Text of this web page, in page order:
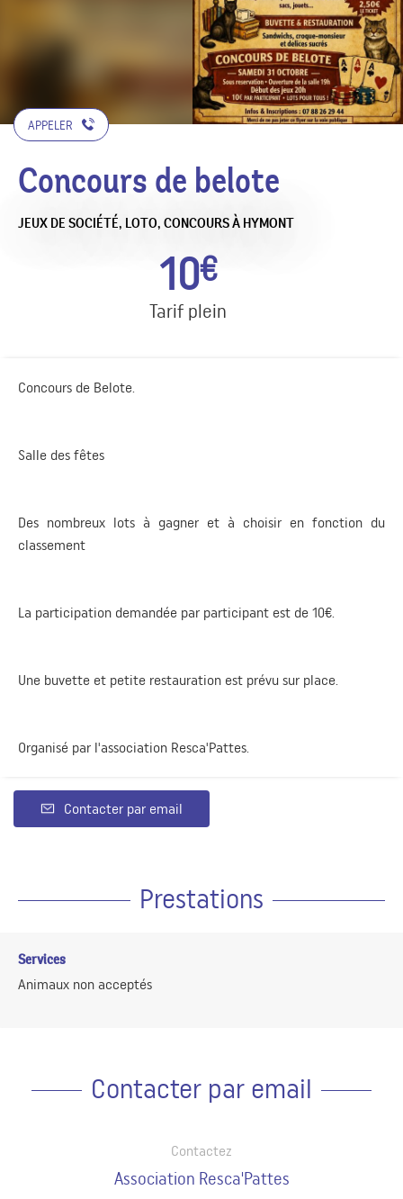
APPELER
Concours de belote
JEUX DE SOCIÉTÉ, LOTO, CONCOURSÀ HYMONT
10€
Tarif plein
Concours de Belote.
Salle des fêtes
Des nombreux lots à gagner et à choisir en fonction du
classement
La participation demandée par participant est de 10€.
Une buvette et petite restauration est prévu sur place.
Organisé par l'association Resca'Pattes.
Contacter par email
Prestations
Services
Animaux non acceptés
Contacter par email
Contactez
Association Resca'Pattes